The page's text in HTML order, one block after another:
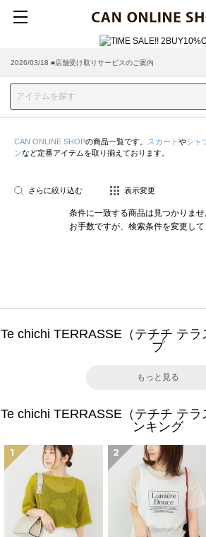
2026/03/18 ■店舗受け取りサービスのご案内
CAN ONLINE SHOPの商品一覧です。 スカート やシャ
ンなど定番アイテムを取り揃えております。
さらに絞り込む 表示変更
条件に一致する商品は見つかりませ
お手数ですが、検索条件を変更して
Te chichi TERRASSE（テチチ テラ
プ
もっと見る
Te chichi TERRASSE（テチチ テラ
ンキング
1 2